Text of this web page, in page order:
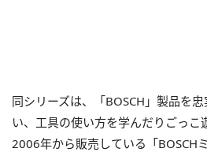
同シリーズは、「BOSCH」製品を
い、工具の使い方を学んだりごっこ
2006年から販売している「BOSCH